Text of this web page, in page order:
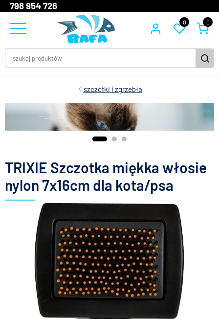
798 954 726
0 0
szczotki i zgrzebła
TRIXIE Szczotka miękka włosie
nylon 7x16cm dla kota/psa